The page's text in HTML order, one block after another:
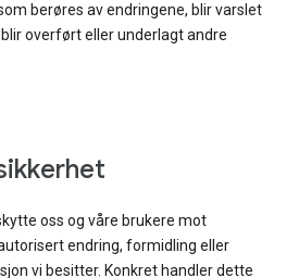
berøres av endringene, blir varslet
overført eller underlagt andre
oss og våre brukere mot
endring, formidling eller
vi besitter. Konkret handler dette